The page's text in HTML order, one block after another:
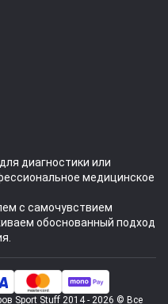
диагностики или
медицинское
с самочувствием
обоснованный подход
Sport Stuff 2014 - 2026 © Все